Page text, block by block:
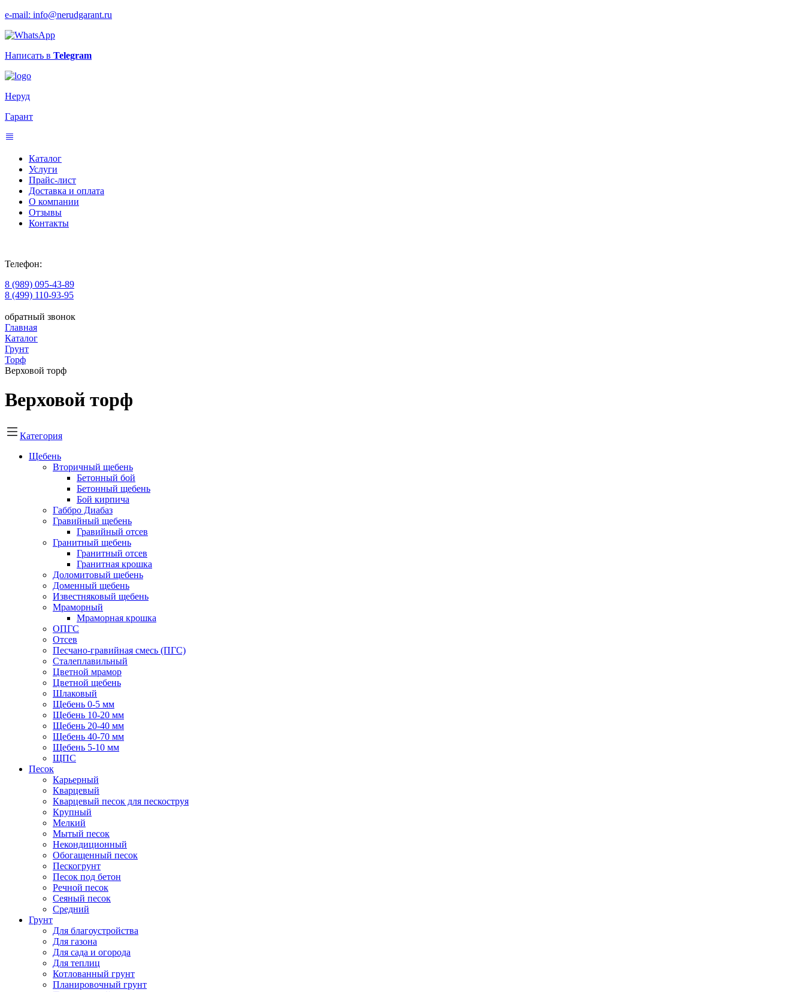
e-mail: info@nerudgarant.ru
Написать в Telegram
Неруд
Гарант
Каталог
Услуги
Прайс-лист
Доставка и оплата
О компании
Отзывы
Контакты
Телефон:
8 (989) 095-43-89
8 (499) 110-93-95
обратный звонок
Главная
Каталог
Грунт
Торф
Верховой торф
Верховой торф
Категория
Щебень
Вторичный щебень
Бетонный бой
Бетонный щебень
Бой кирпича
Габбро Диабаз
Гравийный щебень
Гравийный отсев
Гранитный щебень
Гранитный отсев
Гранитная крошка
Доломитовый щебень
Доменный щебень
Известняковый щебень
Мраморный
Мраморная крошка
ОПГС
Отсев
Песчано-гравийная смесь (ПГС)
Сталеплавильный
Цветной мрамор
Цветной щебень
Шлаковый
Щебень 0-5 мм
Щебень 10-20 мм
Щебень 20-40 мм
Щебень 40-70 мм
Щебень 5-10 мм
ЩПС
Песок
Карьерный
Кварцевый
Кварцевый песок для пескоструя
Крупный
Мелкий
Мытый песок
Некондиционный
Обогащенный песок
Пескогрунт
Песок под бетон
Речной песок
Сеяный песок
Средний
Грунт
Для благоустройства
Для газона
Для сада и огорода
Для теплиц
Котлованный грунт
Планировочный грунт